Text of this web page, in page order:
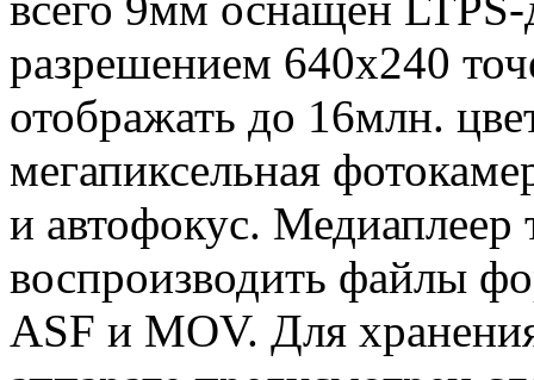
разрешением 640х240
отображать до 16млн.
мегапиксельная
и автофокус. Медиаплеер
воспроизводить файлы
ASF и MOV. Для